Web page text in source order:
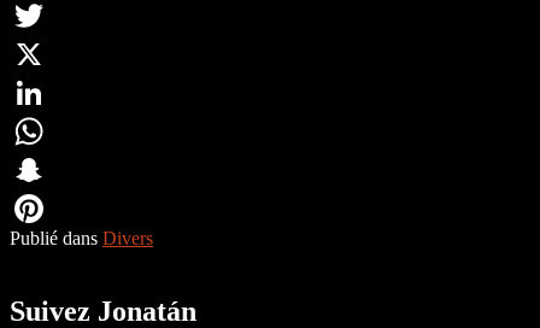
Facebook
Twitter
X
LinkedIn
WhatsApp
Snapchat
Pinterest
Publié dans Divers
Suivez Jonatán